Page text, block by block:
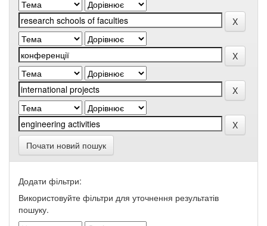
Почати новий пошук
Додати фільтри:
Використовуйте фільтри для уточнення результатів
пошуку.